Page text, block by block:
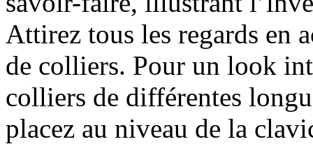
Attirez tous les regards en
de colliers. Pour un look
colliers de différentes
placez au niveau de la